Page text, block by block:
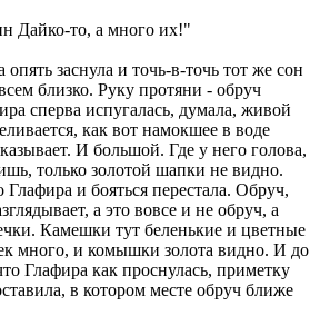
Дайко-то, а много их!"
заснула и точь-в-точь тот же сон
близко. Руку протяни - обруч
сперва испугалась, думала, живой
как вот намокшее в воде
И большой. Где у него голова,
только золотой шапки не видно.
Глафира и бояться перестала. Обруч,
а это вовсе и не обруч, а
Камешки тут беленькие и цветные
много, и комышки золота видно. И до
Глафира как проснулась, приметку
в котором месте обруч ближе